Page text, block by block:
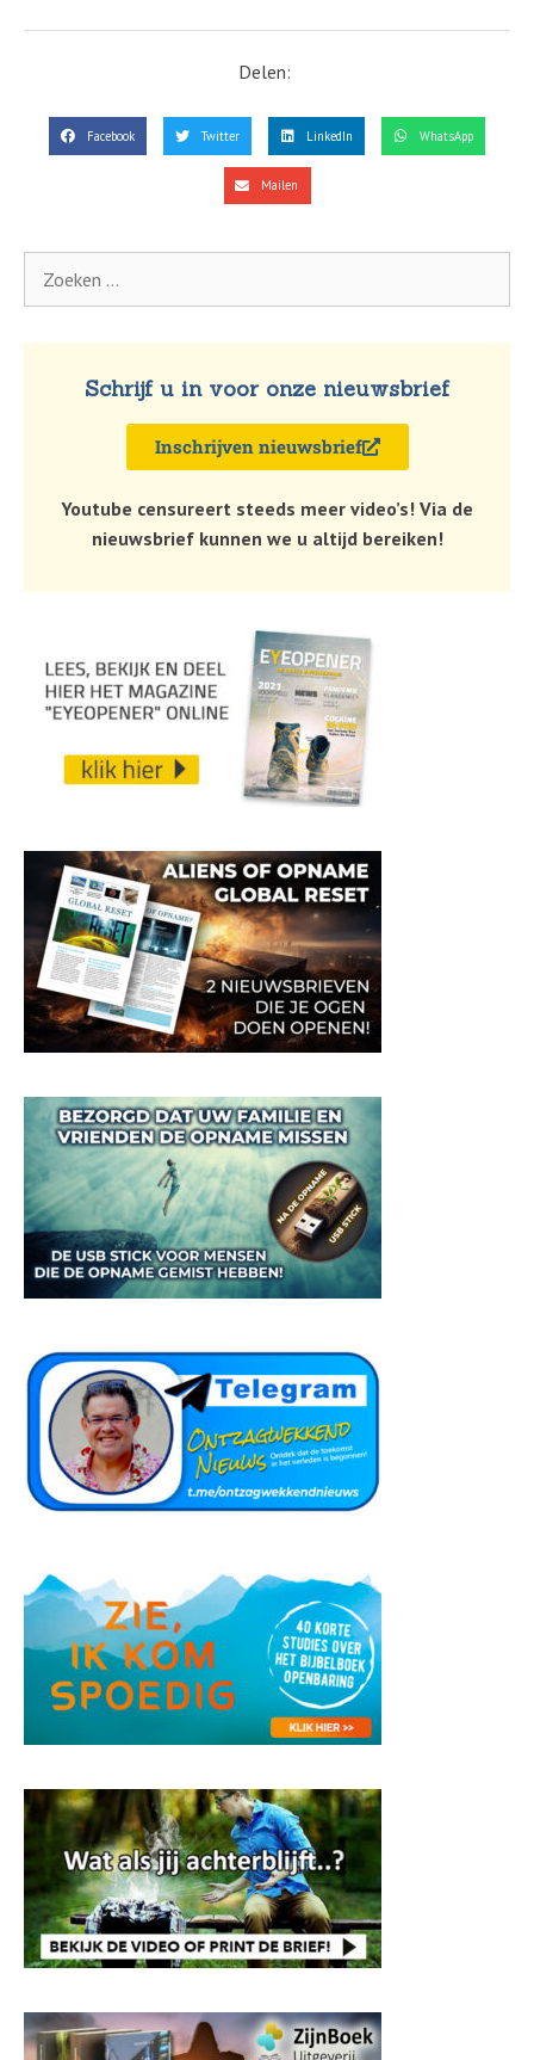
Delen:
Facebook Twitter LinkedIn WhatsApp
Mailen
Schrijf u in voor onze nieuwsbrief
Inschrijven nieuwsbrief
Youtube censureert steeds meer video’s! Via de
nieuwsbrief kunnen we u altijd bereiken!